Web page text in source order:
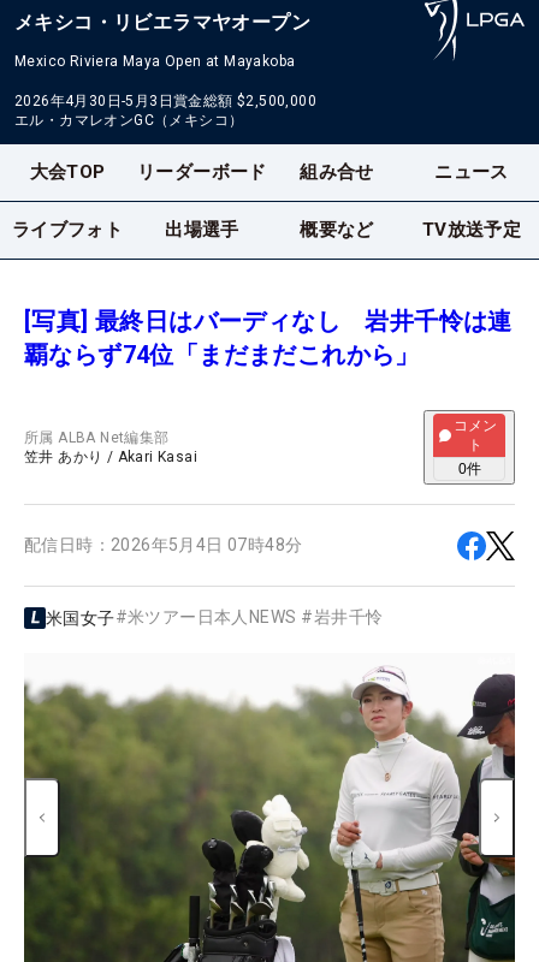
メキシコ・リビエラマヤオープン
Mexico Riviera Maya Open at Mayakoba
2026年4月30日-5月3日賞金総額 $2,500,000
エル・カマレオンGC（メキシコ）
大会TOP リーダーボード 組み合せ ニュース
ライブフォト 出場選手 概要など TV放送予定
[写真] 最終日はバーディなし 岩井千怜は連
覇ならず74位「まだまだこれから」
所属ALBA Net編集部
笠井 あかり / Akari Kasai
コメン
ト
0件
配信日時： 2026年5月4日 07時48分
米国女子#米ツアー日本人NEWS #岩井千怜